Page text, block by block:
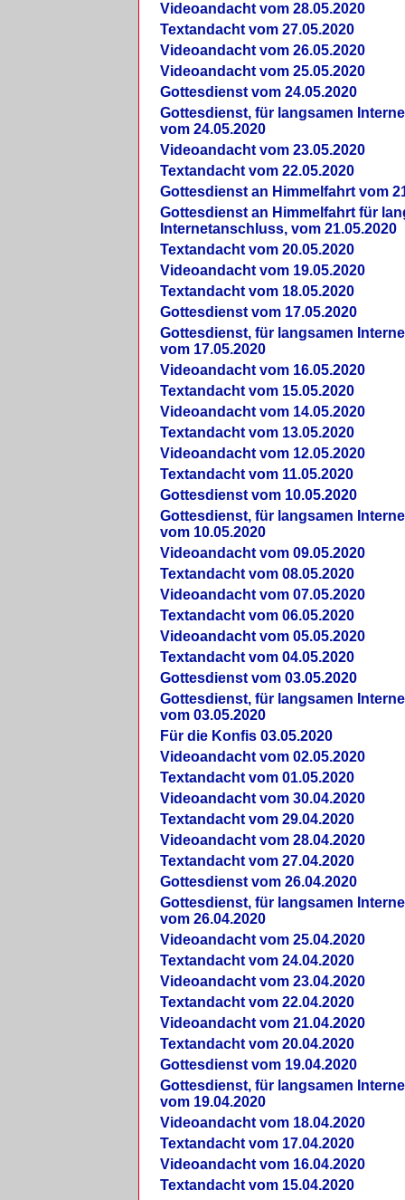
Videoandacht vom 28.05.2020
Textandacht vom 27.05.2020
Videoandacht vom 26.05.2020
Videoandacht vom 25.05.2020
Gottesdienst vom 24.05.2020
Gottesdienst, für langsamen
vom 24.05.2020
Videoandacht vom 23.05.2020
Textandacht vom 22.05.2020
Gottesdienst an Himmelfahrt vom
Gottesdienst an Himmelfahrt für
Internetanschluss, vom 21.05.2020
Textandacht vom 20.05.2020
Videoandacht vom 19.05.2020
Textandacht vom 18.05.2020
Gottesdienst vom 17.05.2020
Gottesdienst, für langsamen
vom 17.05.2020
Videoandacht vom 16.05.2020
Textandacht vom 15.05.2020
Videoandacht vom 14.05.2020
Textandacht vom 13.05.2020
Videoandacht vom 12.05.2020
Textandacht vom 11.05.2020
Gottesdienst vom 10.05.2020
Gottesdienst, für langsamen
vom 10.05.2020
Videoandacht vom 09.05.2020
Textandacht vom 08.05.2020
Videoandacht vom 07.05.2020
Textandacht vom 06.05.2020
Videoandacht vom 05.05.2020
Textandacht vom 04.05.2020
Gottesdienst vom 03.05.2020
Gottesdienst, für langsamen
vom 03.05.2020
Für die Konfis 03.05.2020
Videoandacht vom 02.05.2020
Textandacht vom 01.05.2020
Videoandacht vom 30.04.2020
Textandacht vom 29.04.2020
Videoandacht vom 28.04.2020
Textandacht vom 27.04.2020
Gottesdienst vom 26.04.2020
Gottesdienst, für langsamen
vom 26.04.2020
Videoandacht vom 25.04.2020
Textandacht vom 24.04.2020
Videoandacht vom 23.04.2020
Textandacht vom 22.04.2020
Videoandacht vom 21.04.2020
Textandacht vom 20.04.2020
Gottesdienst vom 19.04.2020
Gottesdienst, für langsamen
vom 19.04.2020
Videoandacht vom 18.04.2020
Textandacht vom 17.04.2020
Videoandacht vom 16.04.2020
Textandacht vom 15.04.2020